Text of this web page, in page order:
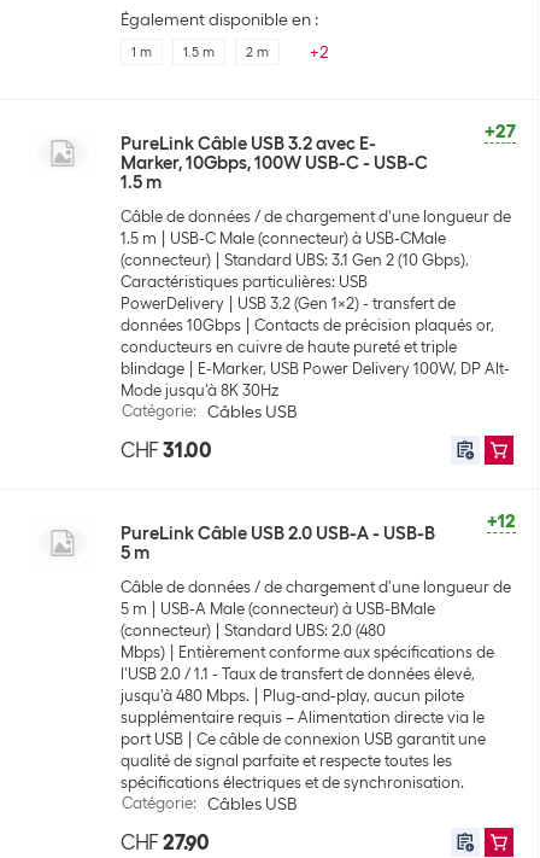
Également disponible en :
1 m 1.5 m 2 m +2
+27
PureLink Câble USB 3.2 avec E-
Marker, 10Gbps, 100W USB-C - USB-C
1.5 m
Câble de données / de chargement d'une longueur de
1.5 m
USB-C Male (connecteur) à USB-CMale
(connecteur)
Standard UBS: 3.1 Gen 2 (10 Gbps),
Caractéristiques particulières: USB
PowerDelivery
USB 3.2 (Gen 1x2) - transfert de
données 10Gbps
Contacts de précision plaqués or,
conducteurs en cuivre de haute pureté et triple
blindage
E-Marker, USB Power Delivery 100W, DP Alt-
Mode jusqu'à 8K 30Hz
Catégorie: Câbles USB
CHF 31.00
+12
PureLink Câble USB 2.0 USB-A - USB-B
5 m
Câble de données / de chargement d'une longueur de
5 m
USB-A Male (connecteur) à USB-BMale
(connecteur)
Standard UBS: 2.0 (480
Mbps)
Entièrement conforme aux spécifications de
l'USB 2.0 / 1.1 - Taux de transfert de données élevé,
jusqu'à 480 Mbps.
Plug-and-play, aucun pilote
supplémentaire requis – Alimentation directe via le
port USB
Ce câble de connexion USB garantit une
qualité de signal parfaite et respecte toutes les
spécifications électriques et de synchronisation.
Catégorie: Câbles USB
CHF 27.90